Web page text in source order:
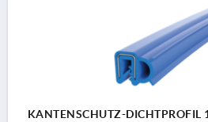
KANTENSCHUTZ-DICHTPROFIL